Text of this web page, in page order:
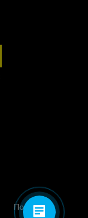
Политика